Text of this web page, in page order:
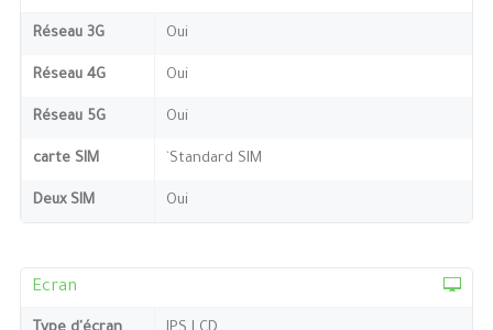
Réseau 3G Oui
Réseau 4G Oui
Réseau 5G Oui
carte SIM `Standard SIM
Deux SIM Oui
Ecran